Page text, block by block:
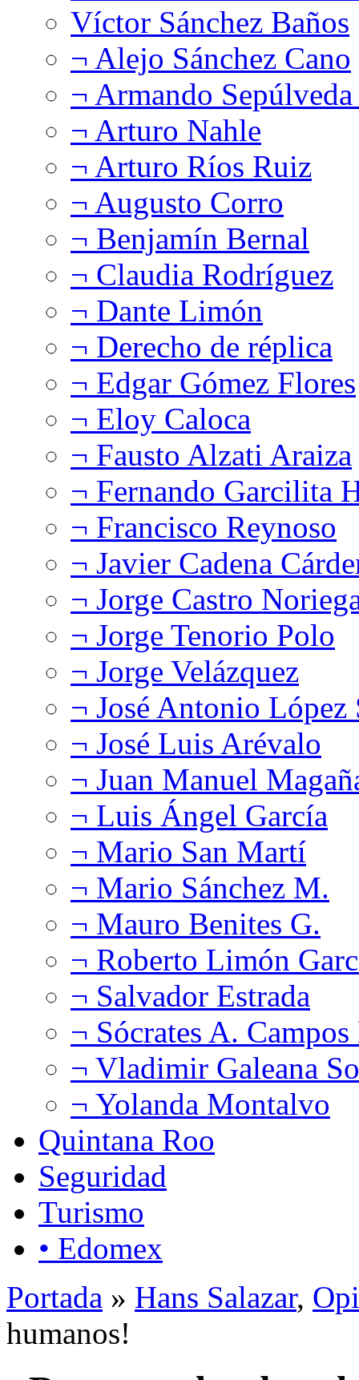
Víctor Sánchez Baños
¬ Alejo Sánchez Cano
¬ Armando
¬ Arturo Nahle
¬ Arturo Ríos Ruiz
¬ Augusto Corro
¬ Benjamín Bernal
¬ Claudia Rodríguez
¬ Dante Limón
¬ Derecho de réplica
¬ Edgar Gómez Flores
¬ Eloy Caloca
¬ Fausto Alzati Araiza
¬ Fernando Garcilita
¬ Francisco Reynoso
¬ Javier Cadena
¬ Jorge Castro
¬ Jorge Tenorio Polo
¬ Jorge Velázquez
¬ José Antonio López
¬ José Luis Arévalo
¬ Juan Manuel
¬ Luis Ángel García
¬ Mario San Martí
¬ Mario Sánchez M.
¬ Mauro Benites G.
¬ Roberto Limón
¬ Salvador Estrada
¬ Sócrates A.
¬ Vladimir Galeana
¬ Yolanda Montalvo
Quintana Roo
Seguridad
Turismo
• Edomex
Portada » Hans Salazar,
humanos!